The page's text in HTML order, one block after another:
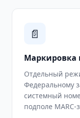
📄
Маркировка
Отдельный
Федеральному
системный
подполе MARC-